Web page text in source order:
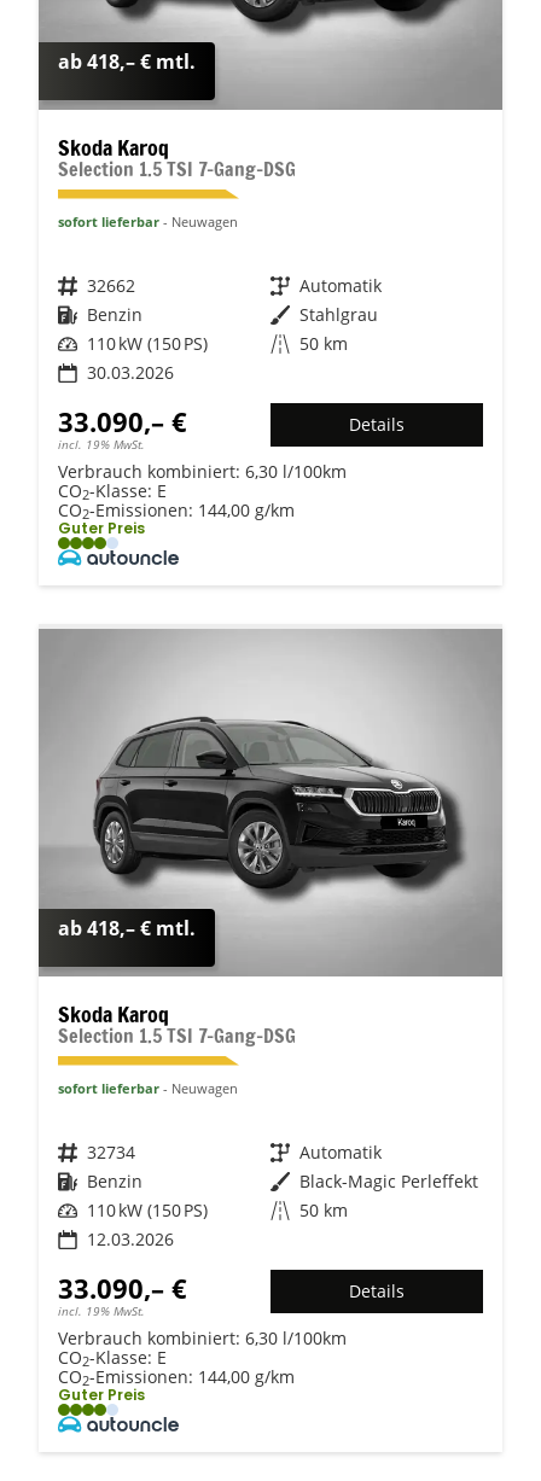
ab 418,– € mtl.
Skoda Karoq
Selection 1.5 TSI 7-Gang-DSG
sofort lieferbar Neuwagen
Fahrzeugnr. 32662 Getriebe Automatik
Kraftstoff Benzin Außenfarbe Stahlgrau
Leistung 110 kW (150 PS) Kilometerstand 50 km
30.03.2026
33.090,– €
incl. 19% MwSt.
Details
Verbrauch kombiniert: 6,30 l/100km
CO2-Klasse: E
CO2-Emissionen: 144,00 g/km
Guter Preis
ab 418,– € mtl.
Skoda Karoq
Selection 1.5 TSI 7-Gang-DSG
sofort lieferbar Neuwagen
Fahrzeugnr. 32734 Getriebe Automatik
Kraftstoff Benzin Außenfarbe Black-Magic Perleffekt
Leistung 110 kW (150 PS) Kilometerstand 50 km
12.03.2026
33.090,– €
incl. 19% MwSt.
Details
Verbrauch kombiniert: 6,30 l/100km
CO2-Klasse: E
CO2-Emissionen: 144,00 g/km
Guter Preis